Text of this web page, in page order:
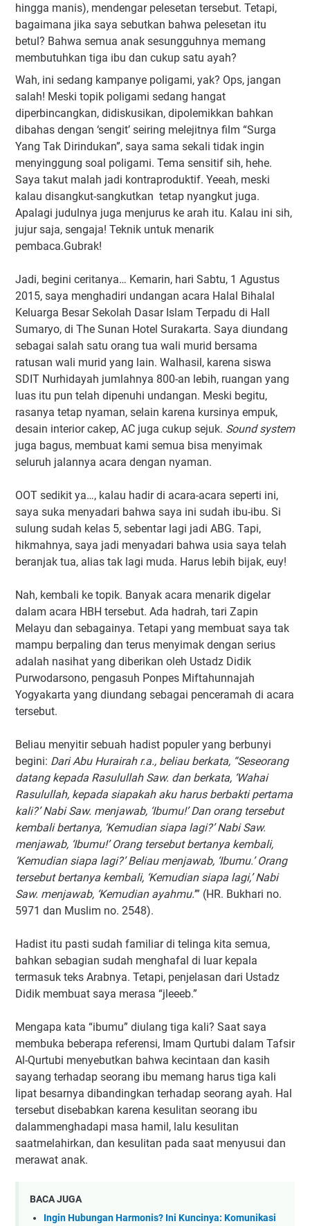
hingga manis), mendengar pelesetan tersebut. Tetapi,
bagaimana jika saya sebutkan bahwa pelesetan itu
betul? Bahwa semua anak sesungguhnya memang
membutuhkan tiga ibu dan cukup satu ayah?
Wah, ini sedang kampanye poligami, yak? Ops, jangan
salah! Meski topik poligami sedang hangat
diperbincangkan, didiskusikan, dipolemikkan bahkan
dibahas dengan ‘sengit’ seiring melejitnya film “Surga
Yang Tak Dirindukan”, saya sama sekali tidak ingin
menyinggung soal poligami. Tema sensitif sih, hehe.
Saya takut malah jadi kontraproduktif. Yeeah, meski
kalau disangkut-sangkutkan tetap nyangkut juga.
Apalagi judulnya juga menjurus ke arah itu. Kalau ini sih,
jujur saja, sengaja! Teknik untuk menarik
pembaca.Gubrak!
Jadi, begini ceritanya… Kemarin, hari Sabtu, 1 Agustus
2015, saya menghadiri undangan acara Halal Bihalal
Keluarga Besar Sekolah Dasar Islam Terpadu di Hall
Sumaryo, di The Sunan Hotel Surakarta. Saya diundang
sebagai salah satu orang tua wali murid bersama
ratusan wali murid yang lain. Walhasil, karena siswa
SDIT Nurhidayah jumlahnya 800-an lebih, ruangan yang
luas itu pun telah dipenuhi undangan. Meski begitu,
rasanya tetap nyaman, selain karena kursinya empuk,
desain interior cakep, AC juga cukup sejuk. Sound system
juga bagus, membuat kami semua bisa menyimak
seluruh jalannya acara dengan nyaman.
OOT sedikit ya…, kalau hadir di acara-acara seperti ini,
saya suka menyadari bahwa saya ini sudah ibu-ibu. Si
sulung sudah kelas 5, sebentar lagi jadi ABG. Tapi,
hikmahnya, saya jadi menyadari bahwa usia saya telah
beranjak tua, alias tak lagi muda. Harus lebih bijak, euy!
Nah, kembali ke topik. Banyak acara menarik digelar
dalam acara HBH tersebut. Ada hadrah, tari Zapin
Melayu dan sebagainya. Tetapi yang membuat saya tak
mampu berpaling dan terus menyimak dengan serius
adalah nasihat yang diberikan oleh Ustadz Didik
Purwodarsono, pengasuh Ponpes Miftahunnajah
Yogyakarta yang diundang sebagai penceramah di acara
tersebut.
Beliau menyitir sebuah hadist populer yang berbunyi
begini: Dari Abu Hurairah r.a., beliau berkata, “Seseorang
datang kepada Rasulullah Saw. dan berkata, ‘Wahai
Rasulullah, kepada siapakah aku harus berbakti pertama
kali?’ Nabi Saw. menjawab, ‘Ibumu!’ Dan orang tersebut
kembali bertanya, ‘Kemudian siapa lagi?’ Nabi Saw.
menjawab, ‘Ibumu!’ Orang tersebut bertanya kembali,
‘Kemudian siapa lagi?’ Beliau menjawab, ‘Ibumu.’ Orang
tersebut bertanya kembali, ‘Kemudian siapa lagi,’ Nabi
Saw. menjawab, ‘Kemudian ayahmu.’” (HR. Bukhari no.
5971 dan Muslim no. 2548).
Hadist itu pasti sudah familiar di telinga kita semua,
bahkan sebagian sudah menghafal di luar kepala
termasuk teks Arabnya. Tetapi, penjelasan dari Ustadz
Didik membuat saya merasa “jleeeb.”
Mengapa kata “ibumu” diulang tiga kali? Saat saya
membuka beberapa referensi, Imam Qurtubi dalam Tafsir
Al-Qurtubi menyebutkan bahwa kecintaan dan kasih
sayang terhadap seorang ibu memang harus tiga kali
lipat besarnya dibandingkan terhadap seorang ayah. Hal
tersebut disebabkan karena kesulitan seorang ibu
dalammenghadapi masa hamil, lalu kesulitan
saatmelahirkan, dan kesulitan pada saat menyusui dan
merawat anak.
BACA JUGA
Ingin Hubungan Harmonis? Ini Kuncinya: Komunikasi